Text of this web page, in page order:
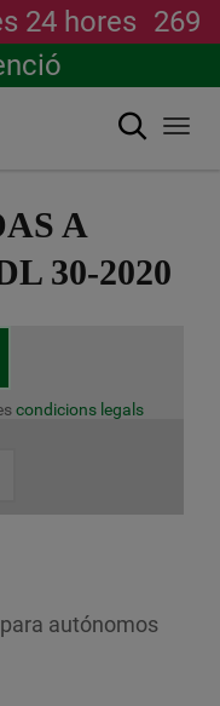
24 hores 269
Cerca
A
30-2020
condicions legals
autónomos